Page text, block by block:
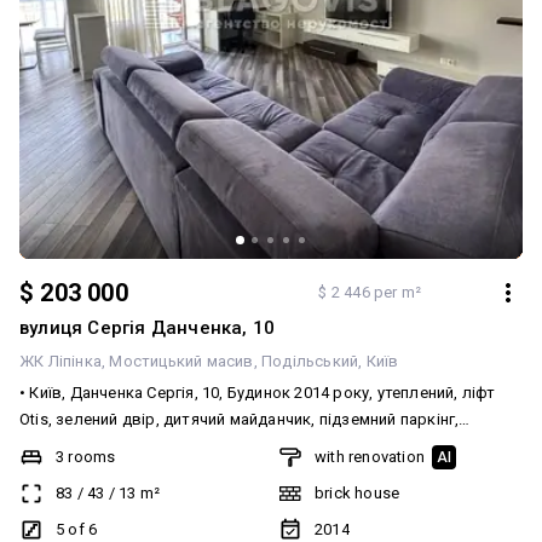
чудова можливість придбати власне житло або зробити вигідну
інвестицію! Телефонуйте, щоб дізнатися деталі та домовитися
про перегляд.
$ 203 000 $ 2 446 per m²
вулиця Сергія Данченка, 10
ЖК Ліпінка Мостицький масив Подільський Київ
• Київ, Данченка Сергія, 10, Будинок 2014 року, утеплений, ліфт
Otis, зелений двір, дитячий майданчик, підземний паркінг,
доглянута прибудинкова територія, чистий під'їзд, у дворі
дитячий майданчик та парковка, також є мережа дрібних
продуктових крамничок, маркетів, та зупинка громадського
транспорту. Велика кухня-вітальня, оснащена всією необхідною
3 rooms
83 / 43 / 13 m²
5 of 6
with renovation AI
brick house
2014